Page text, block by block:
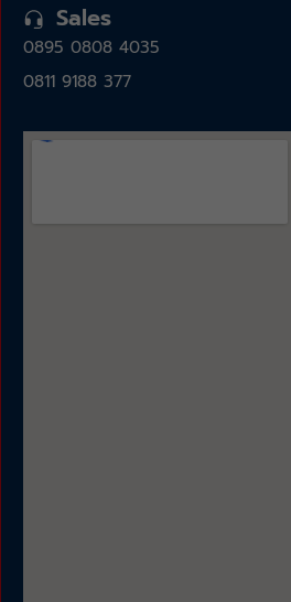
Sales
0895 0808 4035
0811 9188 377